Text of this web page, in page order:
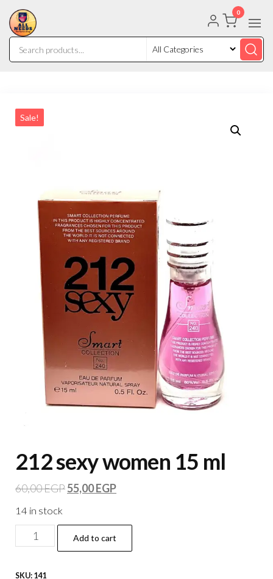
0
Sale!
212 sexy women 15 ml
60,00EGP55,00EGP
14 in stock
Add to cart
SKU: 141